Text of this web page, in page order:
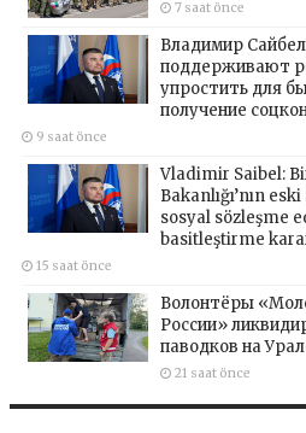
7 saat önce
Владимир
поддерживают
упростить для
получение
9 saat önce
Vladimir Saibel:
Bakanlığı’nın
sosyal sözleşme
basitleştirme
15 saat önce
Волонтёры
России»
паводков на
21 saat önce